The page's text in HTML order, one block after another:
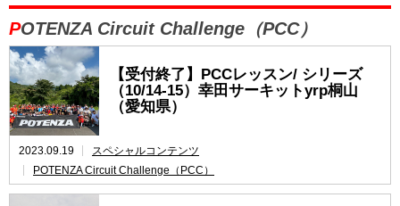
POTENZA Circuit Challenge（PCC）
【受付終了】PCCレッスン/ シリーズ
（10/14-15）幸田サーキットyrp桐山
（愛知県）
2023.09.19
スペシャルコンテンツ
POTENZA Circuit Challenge（PCC）